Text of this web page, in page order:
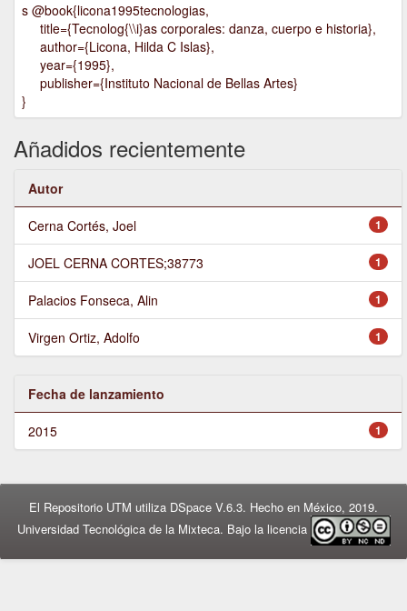
s @book{licona1995tecnologias,
title={Tecnolog{\\i}as corporales: danza, cuerpo e historia},
author={Licona, Hilda C Islas},
year={1995},
publisher={Instituto Nacional de Bellas Artes}
}
Añadidos recientemente
Autor
1
Cerna Cortés, Joel
1
JOEL CERNA CORTES;38773
1
Palacios Fonseca, Alin
1
Virgen Ortiz, Adolfo
Fecha de lanzamiento
1
2015
El Repositorio UTM utiliza DSpace V.6.3. Hecho en México, 2019.
Universidad Tecnológica de la Mixteca. Bajo la licencia